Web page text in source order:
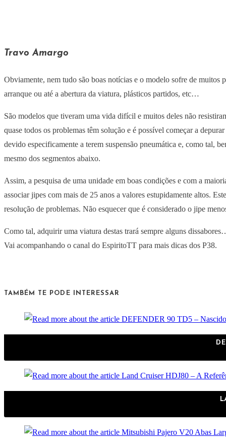
Travo Amargo
Obviamente, nem tudo são boas notícias e o modelo sofre de muitos
arranque ou até a abertura da viatura, plásticos partidos, etc…
São modelos que tiveram uma vida difícil e muitos deles não
quase todos os problemas têm solução e é possível começar a
devido especificamente a terem suspensão pneumática e, como tal,
mesmo dos segmentos abaixo.
Assim, a pesquisa de uma unidade em boas condições e com a
associar jipes com mais de 25 anos a valores estupidamente altos.
resolução de problemas. Não esquecer que é considerado o jipe
Como tal, adquirir uma viatura destas trará sempre alguns
Vai acompanhando o canal do EspiritoTT para mais dicas dos P38.
TAMBÉM TE PODE INTERESSAR